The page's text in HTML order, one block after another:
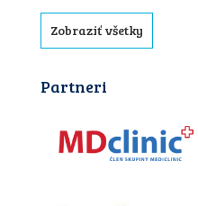
Zobraziť všetky
Partneri